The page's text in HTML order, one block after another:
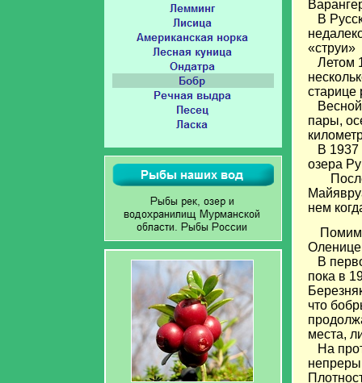
В
«струи»
Летом
старице
Весной
пары,
В 1937
озера
После
нем
Оленице
В
пока в
что
места,
На